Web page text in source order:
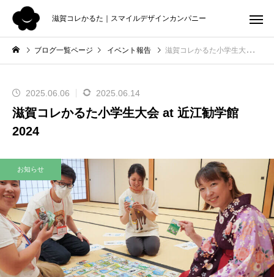
滋賀コレかるた｜スマイルデザインカンパニー
ブログ一覧ページ イベント報告 滋賀コレかるた小学生大会 at 近江勧学館 2024
2025.06.06 2025.06.14
滋賀コレかるた小学生大会 at 近江勧学館
2024
お知らせ